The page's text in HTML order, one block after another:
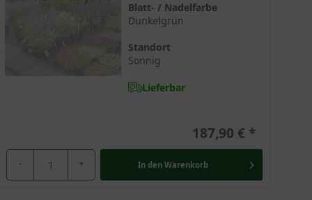
Wuchs, einem strahlenden Laubkleid sowie
Gärten. Hier kann er sich am besten entfalten
Blatt- / Nadelfarbe
Dunkelgrün
Standort
Sonnig
Lieferbar
187,90 €
- + In den Warenkorb